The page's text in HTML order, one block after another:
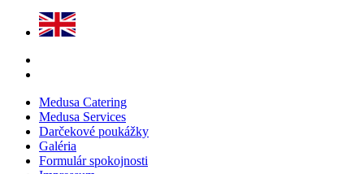
Medusa Catering
Medusa Services
Darčekové poukážky
Galéria
Formulár spokojnosti